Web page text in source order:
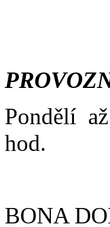
Pondělí
hod.
BONA